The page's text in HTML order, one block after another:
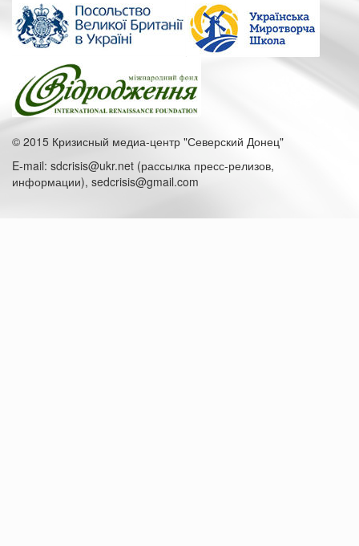
© 2015 Кризисный медиа-центр "Северский Донец"
E-mail: sdcrisis@ukr.net (рассылка пресс-релизов,
информации), sedcrisis@gmail.com